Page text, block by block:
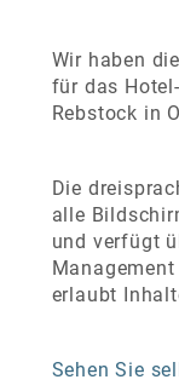
Wir haben
für das
Rebstock in
Die
alle
und verfügt
erlaubt
Sehen Sie